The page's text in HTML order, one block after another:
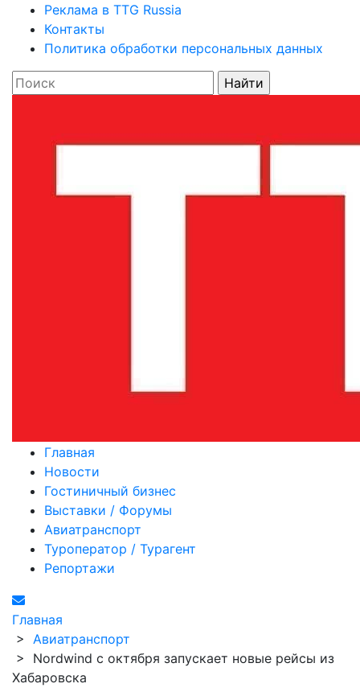
Реклама в TTG Russia
Контакты
Политика обработки персональных данных
Главная
Новости
Гостиничный бизнес
Выставки / Форумы
Авиатранспорт
Туроператор / Турагент
Репортажи
Главная
> Авиатранспорт
> Nordwind с октября запускает новые рейсы из
Хабаровска